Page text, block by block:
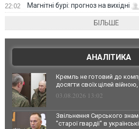
22:02 Магнітні бурі: прогноз на вихідні
БІЛЬШЕ
АНАЛІТИКА
Кремль не готовий до
досягти своїх цілей
03.08.2026 13:02
Звільнення Сирського
"старої гвардії" в